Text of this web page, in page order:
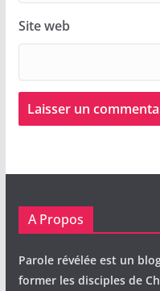
Site web
A Propos
Parole révélée est un
former les disciples de